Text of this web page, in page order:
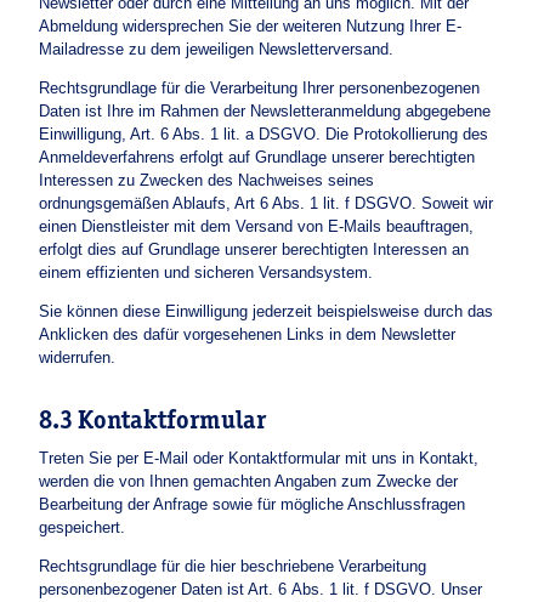
Abmeldung widersprechen Sie der weiteren Nutzung Ihrer E-
Mailadresse zu dem jeweiligen Newsletterversand.
Rechtsgrundlage für die Verarbeitung Ihrer personenbezogenen
Daten ist Ihre im Rahmen der Newsletteranmeldung abgegebene
Einwilligung, Art. 6 Abs. 1 lit. a DSGVO. Die Protokollierung des
Anmeldeverfahrens erfolgt auf Grundlage unserer berechtigten
Interessen zu Zwecken des Nachweises seines
ordnungsgemäßen Ablaufs, Art 6 Abs. 1 lit. f DSGVO. Soweit wir
einen Dienstleister mit dem Versand von E-Mails beauftragen,
erfolgt dies auf Grundlage unserer berechtigten Interessen an
einem effizienten und sicheren Versandsystem.
Sie können diese Einwilligung jederzeit beispielsweise durch das
Anklicken des dafür vorgesehenen Links in dem Newsletter
widerrufen.
8.3 Kontaktformular
Treten Sie per E-Mail oder Kontaktformular mit uns in Kontakt,
werden die von Ihnen gemachten Angaben zum Zwecke der
Bearbeitung der Anfrage sowie für mögliche Anschlussfragen
gespeichert.
Rechtsgrundlage für die hier beschriebene Verarbeitung
personenbezogener Daten ist Art. 6 Abs. 1 lit. f DSGVO. Unser